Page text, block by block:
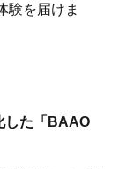
験を届けま
した「BAAO